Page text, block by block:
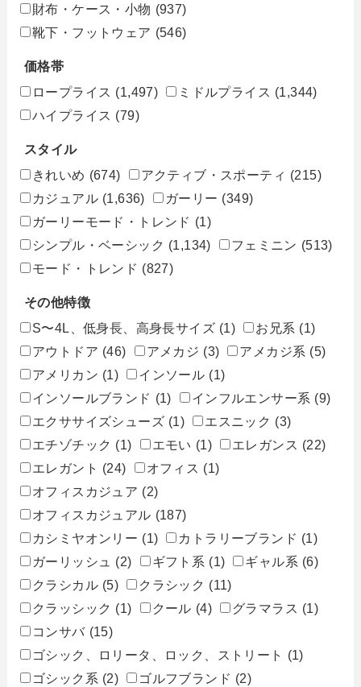
財布・ケース・小物 (937)
靴下・フットウェア (546)
価格帯
ロープライス (1,497) ミドルプライス (1,344)
ハイプライス (79)
スタイル
きれいめ (674) アクティブ・スポーティ (215)
カジュアル (1,636) ガーリー (349)
ガーリーモード・トレンド (1)
シンプル・ベーシック (1,134) フェミニン (513)
モード・トレンド (827)
その他特徴
S〜4L、低身長、高身長サイズ (1) お兄系 (1)
アウトドア (46) アメカジ (3) アメカジ系 (5)
アメリカン (1) インソール (1)
インソールブランド (1) インフルエンサー系 (9)
エクササイズシューズ (1) エスニック (3)
エチゾチック (1) エモい (1) エレガンス (22)
エレガント (24) オフィス (1)
オフィスカジュア (2)
オフィスカジュアル (187)
カシミヤオンリー (1) カトラリーブランド (1)
ガーリッシュ
(2) ギフト系 (1) ギャル系 (6)
クラシカル (5) クラシック (11)
クラッシック (1) クール (4) グラマラス (1)
コンサバ (15)
ゴシック、ロリータ、ロック、ストリート
(1)
ゴシック系 (2) ゴルフブランド (2)